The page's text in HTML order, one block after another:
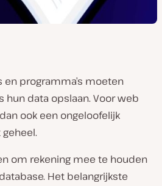
programma’s moeten
hun data opslaan. Voor web
ook een ongeloofelijk
om rekening mee te houden
Het belangrijkste